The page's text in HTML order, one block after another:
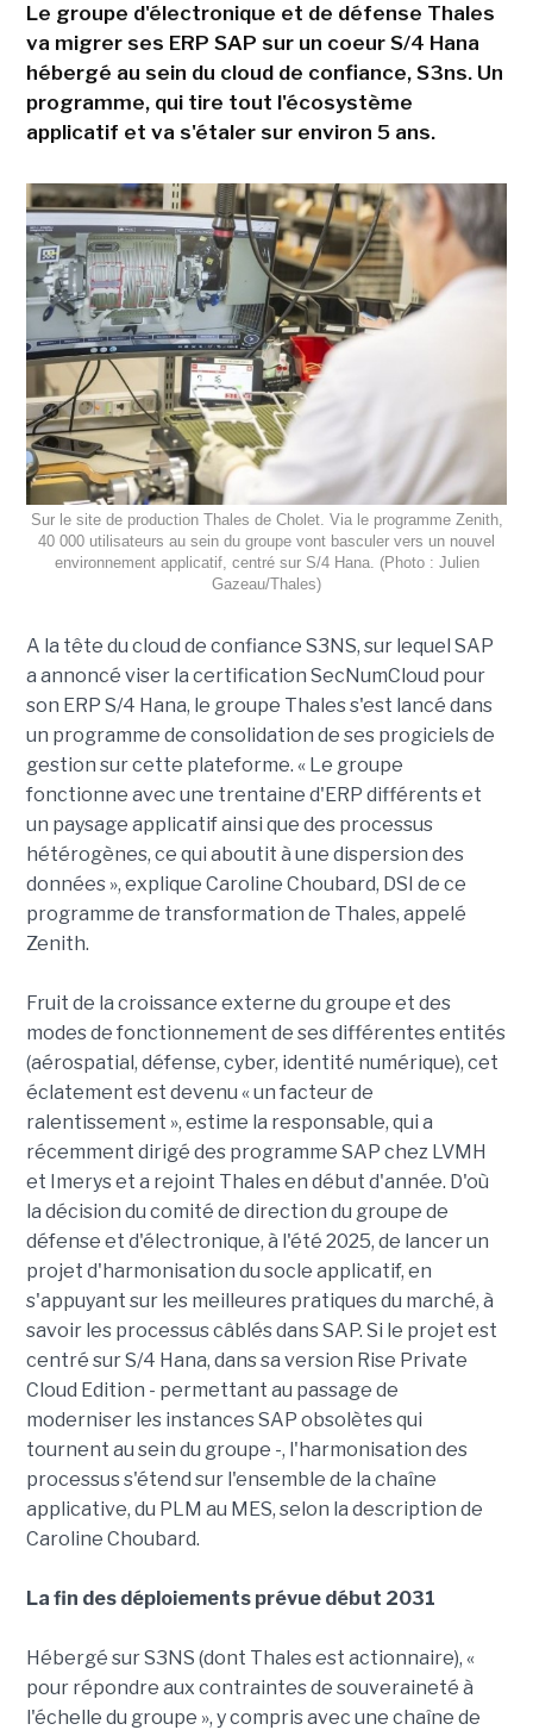
Le groupe d'électronique et de défense Thales
va migrer ses ERP SAP sur un coeur S/4 Hana
hébergé au sein du cloud de confiance, S3ns. Un
programme, qui tire tout l'écosystème
applicatif et va s'étaler sur environ 5 ans.
Sur le site de production Thales de Cholet. Via le programme Zenith,
40 000 utilisateurs au sein du groupe vont basculer vers un nouvel
environnement applicatif, centré sur S/4 Hana. (Photo : Julien
Gazeau/Thales)
A la tête du cloud de confiance S3NS, sur lequel SAP
a annoncé viser la certification SecNumCloud pour
son ERP S/4 Hana, le groupe Thales s'est lancé dans
un programme de consolidation de ses progiciels de
gestion sur cette plateforme. « Le groupe
fonctionne avec une trentaine d'ERP différents et
un paysage applicatif ainsi que des processus
hétérogènes, ce qui aboutit à une dispersion des
données », explique Caroline Choubard, DSI de ce
programme de transformation de Thales, appelé
Zenith.
Fruit de la croissance externe du groupe et des
modes de fonctionnement de ses différentes entités
(aérospatial, défense, cyber, identité numérique), cet
éclatement est devenu « un facteur de
ralentissement », estime la responsable, qui a
récemment dirigé des programme SAP chez LVMH
et Imerys et a rejoint Thales en début d'année. D'où
la décision du comité de direction du groupe de
défense et d'électronique, à l'été 2025, de lancer un
projet d'harmonisation du socle applicatif, en
s'appuyant sur les meilleures pratiques du marché, à
savoir les processus câblés dans SAP. Si le projet est
centré sur S/4 Hana, dans sa version Rise Private
Cloud Edition - permettant au passage de
moderniser les instances SAP obsolètes qui
tournent au sein du groupe -, l'harmonisation des
processus s'étend sur l'ensemble de la chaîne
applicative, du PLM au MES, selon la description de
Caroline Choubard.
La fin des déploiements prévue début 2031
Hébergé sur S3NS (dont Thales est actionnaire), «
pour répondre aux contraintes de souveraineté à
l'échelle du groupe », y compris avec une chaîne de